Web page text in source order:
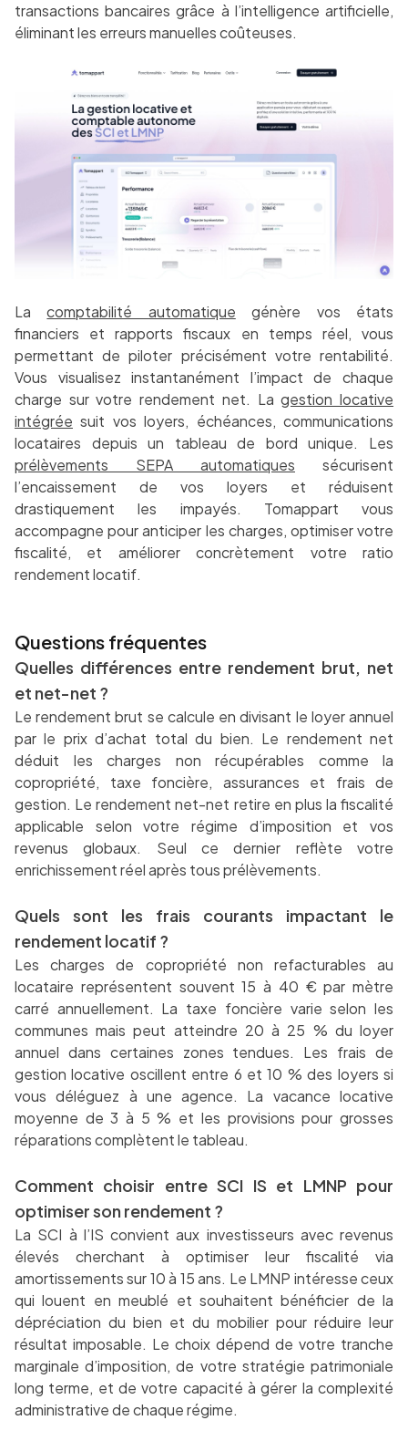
transactions bancaires grâce à l’intelligence artificielle,
éliminant les erreurs manuelles coûteuses.
Lacomptabilité automatique génère vos états
financiers et rapports fiscaux en temps réel, vous
permettant de piloter précisément votre rentabilité.
Vous visualisez instantanément l’impact de chaque
charge sur votre rendement net. Lagestion locative
intégrée suit vos loyers, échéances, communications
locataires depuis un tableau de bord unique. Les
prélèvements SEPA automatiques sécurisent
l’encaissement de vos loyers et réduisent
drastiquement les impayés. Tomappart vous
accompagne pour anticiper les charges, optimiser votre
fiscalité, et améliorer concrètement votre ratio
rendement locatif.
Questions fréquentes
Quelles différences entre rendement brut, net
et net-net ?
Le rendement brut se calcule en divisant le loyer annuel
par le prix d’achat total du bien. Le rendement net
déduit les charges non récupérables comme la
copropriété, taxe foncière, assurances et frais de
gestion. Le rendement net-net retire en plus la fiscalité
applicable selon votre régime d’imposition et vos
revenus globaux. Seul ce dernier reflète votre
enrichissement réel après tous prélèvements.
Quels sont les frais courants impactant le
rendement locatif ?
Les charges de copropriété non refacturables au
locataire représentent souvent 15 à 40 € par mètre
carré annuellement. La taxe foncière varie selon les
communes mais peut atteindre 20 à 25 % du loyer
annuel dans certaines zones tendues. Les frais de
gestion locative oscillent entre 6 et 10 % des loyers si
vous déléguez à une agence. La vacance locative
moyenne de 3 à 5 % et les provisions pour grosses
réparations complètent le tableau.
Comment choisir entre SCI IS et LMNP pour
optimiser son rendement ?
La SCI à l’IS convient aux investisseurs avec revenus
élevés cherchant à optimiser leur fiscalité via
amortissements sur 10 à 15 ans. Le LMNP intéresse ceux
qui louent en meublé et souhaitent bénéficier de la
dépréciation du bien et du mobilier pour réduire leur
résultat imposable. Le choix dépend de votre tranche
marginale d’imposition, de votre stratégie patrimoniale
long terme, et de votre capacité à gérer la complexité
administrative de chaque régime.